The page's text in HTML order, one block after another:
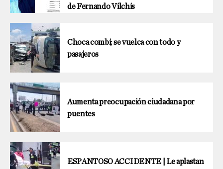
de Fernando Vilchis
Choca combi; se vuelca con todo y
pasajeros
Aumenta preocupación ciudadana por
puentes
ESPANTOSO ACCIDENTE | Le aplastan